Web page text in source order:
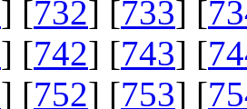
] [732] [733] [
] [742] [743] [
] [752] [753] [